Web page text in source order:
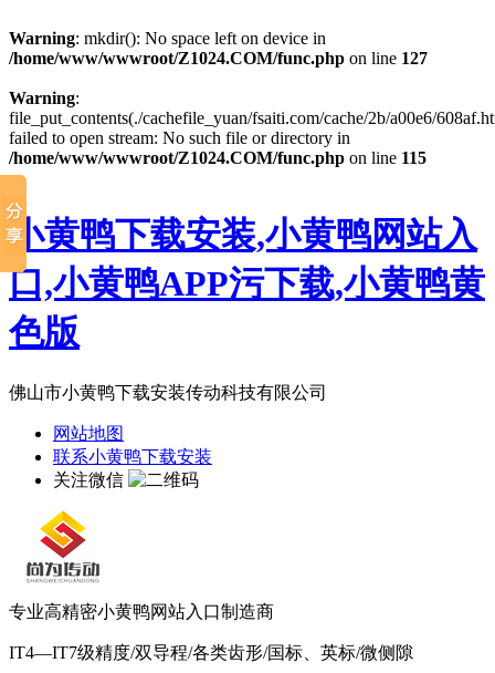
Warning: mkdir(): No space left on device in
/home/www/wwwroot/Z1024.COM/func.php on line 127
Warning:
file_put_contents(./cachefile_yuan/fsaiti.com/cache/2b/a00e6/
failed to open stream: No such file or directory in
/home/www/wwwroot/Z1024.COM/func.php on line 115
小黄鸭下载安装,小黄鸭网站入
口,小黄鸭APP污下载,小黄鸭黄
色版
佛山市小黄鸭下载安装传动科技有限公司
网站地图
联系小黄鸭下载安装
关注微信
专业高精密小黄鸭网站入口制造商
IT4—IT7级精度/双导程/各类齿形/国标、英标/微侧隙